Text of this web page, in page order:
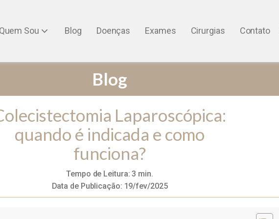
Sou Blog Doenças Exames Cirurgias Contato
Blog
Laparoscópica:
quando é indicada e como
funciona?
Tempo de Leitura: 3 min.
Data de Publicação: 19/fev/2025